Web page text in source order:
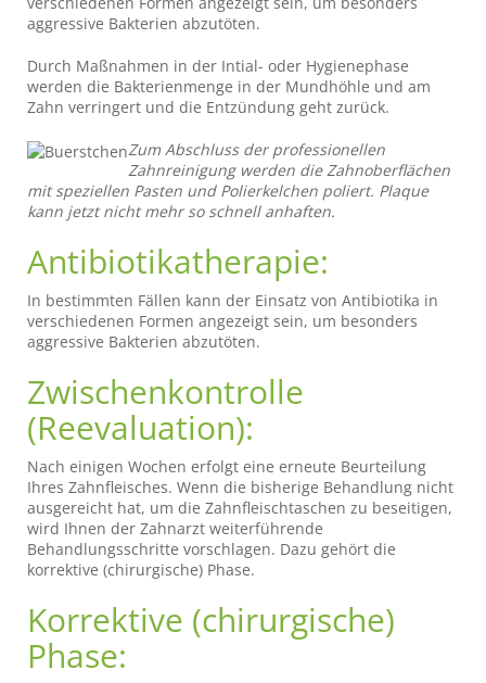
aggressive Bakterien abzutöten.
Durch Maßnahmen in der Intial- oder Hygienephase
werden die Bakterienmenge in der Mundhöhle und am
Zahn verringert und die Entzündung geht zurück.
Zum Abschluss der professionellen
Zahnreinigung werden die Zahnoberflächen
mit speziellen Pasten und Polierkelchen poliert. Plaque
kann jetzt nicht mehr so schnell anhaften.
Antibiotikatherapie:
In bestimmten Fällen kann der Einsatz von Antibiotika in
verschiedenen Formen angezeigt sein, um besonders
aggressive Bakterien abzutöten.
Zwischenkontrolle
(Reevaluation):
Nach einigen Wochen erfolgt eine erneute Beurteilung
Ihres Zahnfleisches. Wenn die bisherige Behandlung nicht
ausgereicht hat, um die Zahnfleischtaschen zu beseitigen,
wird Ihnen der Zahnarzt weiterführende
Behandlungsschritte vorschlagen. Dazu gehört die
korrektive (chirurgische) Phase.
Korrektive (chirurgische)
Phase: